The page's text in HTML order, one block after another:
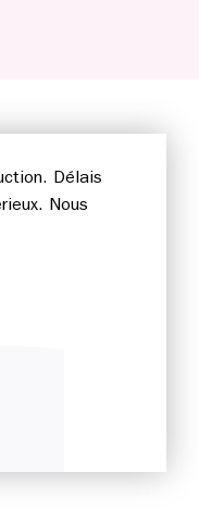
Délais
Nous